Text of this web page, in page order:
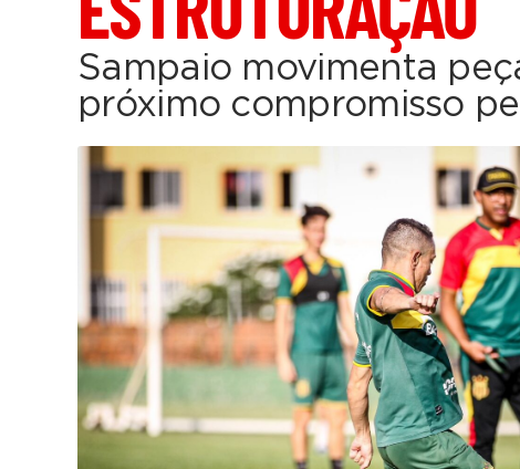
Sampaio movimenta
próximo compromisso